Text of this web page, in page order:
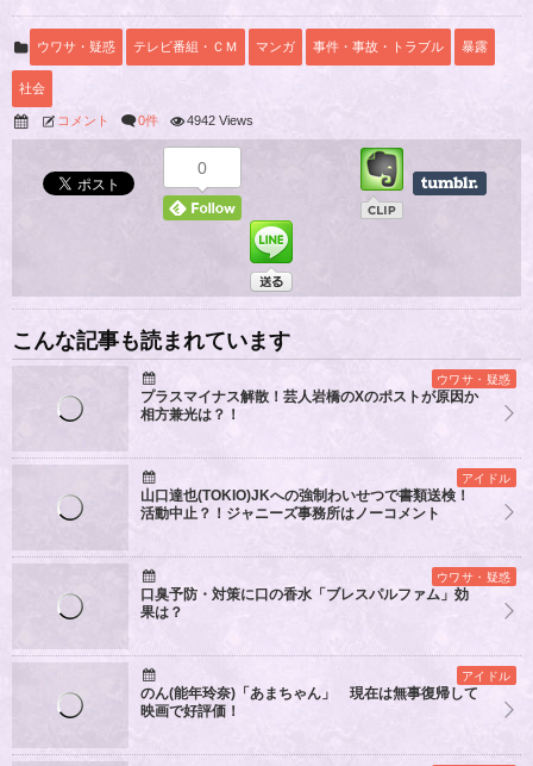
ウワサ・疑惑 テレビ番組・ＣＭ マンガ 事件・事故・トラブル 暴露
社会
コメント 0件 4942 Views
0
こんな記事も読まれています
ウワサ・疑惑
プラスマイナス解散！芸人岩橋のXのポストが原因か
相方兼光は？！
アイドル
山口達也(TOKIO)JKへの強制わいせつで書類送検！
活動中止？！ジャニーズ事務所はノーコメント
ウワサ・疑惑
口臭予防・対策に口の香水「ブレスパルファム」効
果は？
アイドル
のん(能年玲奈)「あまちゃん」 現在は無事復帰して
映画で好評価！